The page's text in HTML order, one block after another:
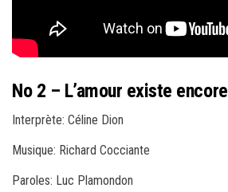
No 2 – L’amour existe encore
Interprète: Céline Dion
Musique: Richard Cocciante
Paroles: Luc Plamondon